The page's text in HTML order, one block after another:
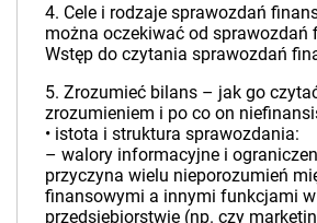
4. Cele i rodzaje sprawozdań
można oczekiwać od sprawozdań
Wstęp do czytania sprawozdań
5. Zrozumieć bilans – jak go
zrozumieniem i po co on
• istota i struktura sprawozdania:
– walory informacyjne i
przyczyna wielu nieporozumień
finansowymi a innymi funkcjami w
przedsiębiorstwie (np. czy